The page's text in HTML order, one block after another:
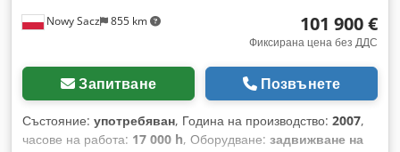
Nowy Sacz 855 km 101 900 €
Фиксирана цена без ДДС
Запитване Позвънете
Състояние: употребяван, Година на производство: 2007,
часове на работа: 17 000 h, Оборудване: задвижване на